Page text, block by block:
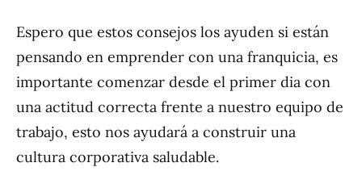
Espero que estos consejos los ayuden si están
pensando en emprender con una franquicia, es
importante comenzar desde el primer dia con
una actitud correcta frente a nuestro equipo de
trabajo, esto nos ayudará a construir una
cultura corporativa saludable.